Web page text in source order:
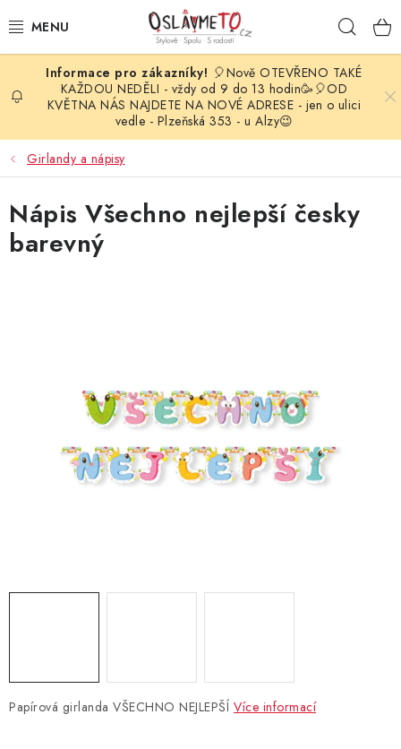
na
OSLAVA NAROZENIN
STYLOVÁ PARTY
DEKORACE A VÝZDOBA
BALÓNKY
KARNEVALOVÉ KOSTÝMY
BARVY NA OBLIČEJ A VLASY
BUBLIFUKY
LAMPIONY
🎈Nově OTEVŘENO TAKÉ
KAŽDOU NEDĚLI - vždy od 9 do 13 hodin🥳🎈OD
KVĚTNA NÁS NAJDETE NA NOVÉ ADRESE - jen o ulici
vedle - Plzeňská 353 - u Alzy😉
Girlandy a nápisy
Papírová girlanda VŠECHNO NEJLEPŠÍ Více informací
Nápis Všechno nejlepší česky
barevný